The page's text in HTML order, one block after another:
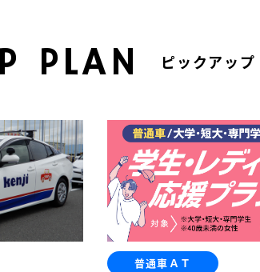
PLAN ピックアップ
普通車ＡＴ